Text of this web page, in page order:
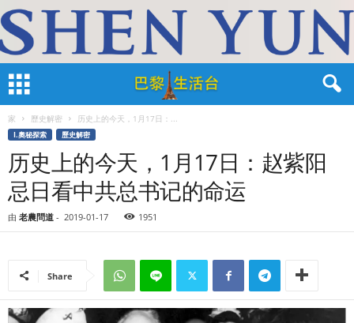
家 歷史解密 历史上的今天，1月17日：...
I.奧秘探索 歷史解密
历史上的今天，1月17日：赵紫阳
忌日看中共总书记的命运
由 老農問道 - 2019-01-17 1951
Share